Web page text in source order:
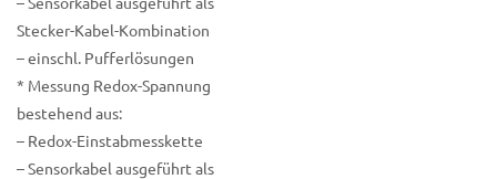
Stecker-Kabel-Kombination
– einschl. Pufferlösungen
* Messung Redox-Spannung
bestehend aus:
– Redox-Einstabmesskette
– Sensorkabel ausgeführt als